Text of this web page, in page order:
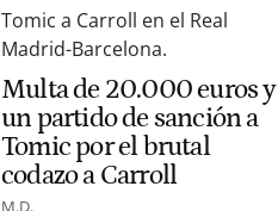
Multa de 20.000 euros y
un partido de sanción a
Tomic por el brutal
codazo a Carroll
M.D.